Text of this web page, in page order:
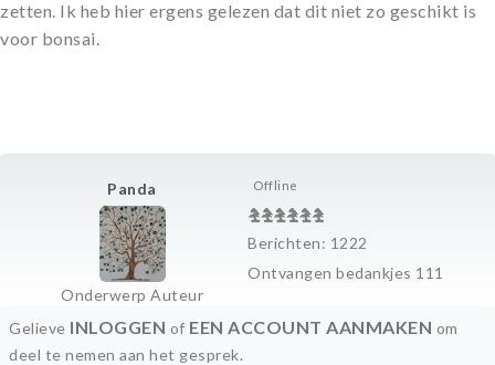
Panda
Onderwerp Auteur
Offline
Berichten: 1222
Ontvangen bedankjes 111
zetten. Ik heb hier ergens gelezen dat dit niet zo geschikt is
voor bonsai.
Gelieve INLOGGEN of EEN ACCOUNT AANMAKEN om
deel te nemen aan het gesprek.